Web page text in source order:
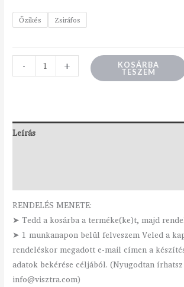
Őzikés Zsiráfos
- + KOSÁRBA
TESZEM
Leírás
RENDELÉS MENETE:
➤ Tedd a kosárba a terméke(ke)t, majd
➤ 1 munkanapon belül felveszem Veled a
rendeléskor megadott e-mail címen a
adatok bekérése céljából. (Nyugodtan írhatsz
info@visztra.com)